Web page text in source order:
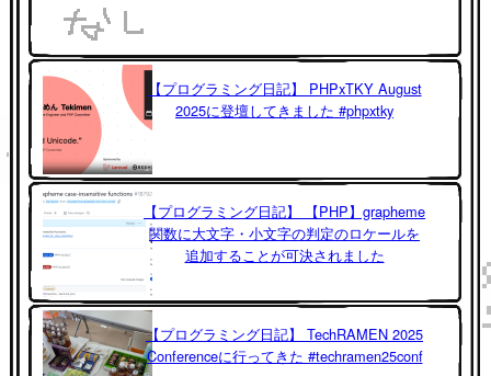
【プログラミング日記】 PHPxTKY August
2025に登壇してきました #phpxtky
【プログラミング日記】 【PHP】grapheme
関数に大文字・小文字の判定のロケールを
追加することが可決されました
【プログラミング日記】 TechRAMEN 2025
Conferenceに行ってきた #techramen25conf